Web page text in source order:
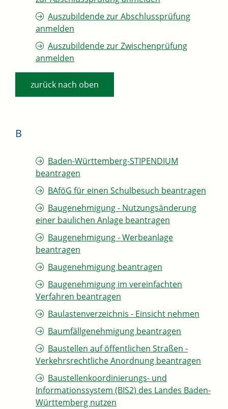
Auszubildende zur Abschlussprüfung
anmelden
Auszubildende zur Zwischenprüfung
anmelden
zurück nach oben
B
Baden-Württemberg-STIPENDIUM
beantragen
BAföG für einen Schulbesuch beantragen
Baugenehmigung - Nutzungsänderung
einer baulichen Anlage beantragen
Baugenehmigung - Werbeanlage
beantragen
Baugenehmigung beantragen
Baugenehmigung im vereinfachten
Verfahren beantragen
Baulastenverzeichnis - Einsicht nehmen
Baumfällgenehmigung beantragen
Baustellen auf öffentlichen Straßen -
Verkehrsrechtliche Anordnung beantragen
Baustellenkoordinierungs- und
Informationssystem (BIS2) des Landes Baden-
Württemberg nutzen